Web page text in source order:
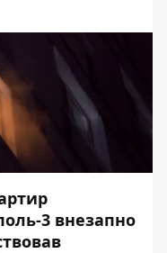
3 внезапно